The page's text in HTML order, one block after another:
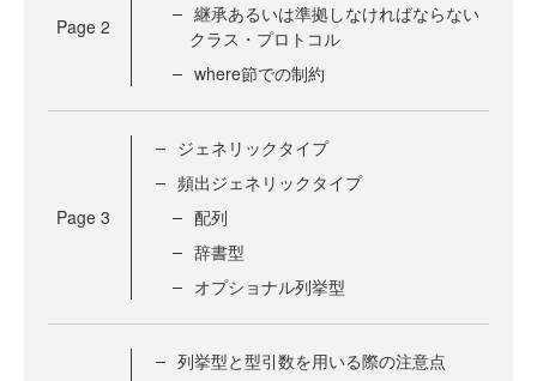
Page 2
継承あるいは準拠しなければならない
クラス・プロトコル
where節での制約
Page 3
ジェネリックタイプ
頻出ジェネリックタイプ
配列
辞書型
オプショナル列挙型
列挙型と型引数を用いる際の注意点